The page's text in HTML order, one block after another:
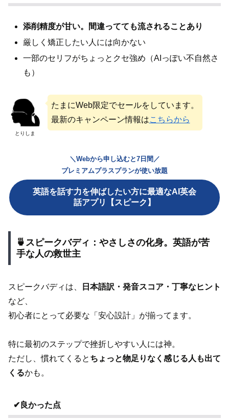
添削精度が甘い。間違ってても流されることあり
厳しく矯正したい人には向かない
一部のセリフがちょっとクセ強め（AIっぽい不自然さ
も）
とりしま
たまにWeb限定でセールをしています。
最新のキャンペーン情報はこちらから
＼Webから申し込むと7日間／
プレミアムプラスプランが使い放題
英語を話す力を伸ばしたい方に最適なAI英会
話アプリ【スピーク】
🍵スピークバディ：やさしさの化身。英語が苦
手な人の救世主
スピークバディは、
日本語訳・発音スコア・丁寧なヒント
など、
初心者にとって必要な「安心設計」が揃ってます。
特に最初のステップで挫折しやすい人には神。
ただし、慣れてくると ちょっと物足りなく感じる人も出て
くるかも。
✔良かった点